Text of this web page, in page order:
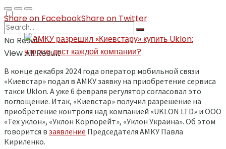
No Result
View All Result
Share on FacebookShare on Twitter
В конце декабря 2024 года оператор мобильной связи
«Киевстар» подал в АМКУ заявку на приобретение сервиса
такси Uklon. А уже 6 февраля регулятор согласовал это
поглощение. Итак, «Киевстар» получил разрешение на
приобретение контроля над компанией «UKLON LTD» и ООО
«Тех уклон», «Уклон Корпорейт», «Уклон Украина». Об этом
говорится в заявление Председателя АМКУ Павла
Кириленко.